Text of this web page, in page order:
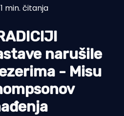
1 min. čitanja
narušile
- Misu